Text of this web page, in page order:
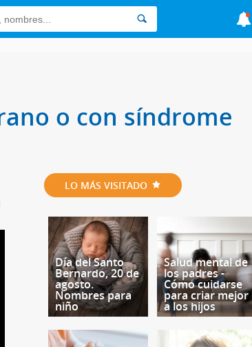
o con síndrome
LO MÁS VISITADO
Día del Santo
Bernardo, 20 de
agosto.
Nombres para
niño
Salud mental de
los padres -
Cómo cuidarse
para criar mejor
a los hijos